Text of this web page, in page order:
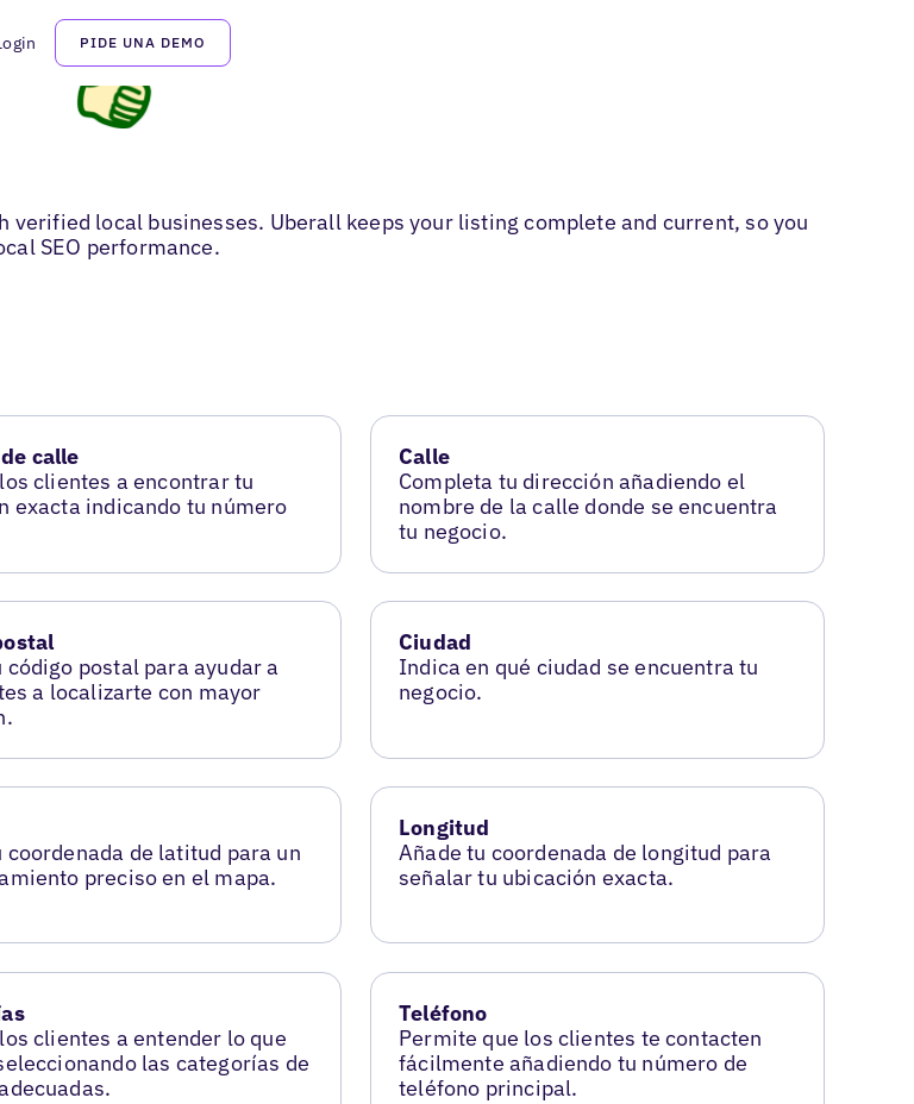
PIDE UNA DEMO
local businesses. Uberall keeps your listing complete and current, so you
SEO performance.
calle
clientes a encontrar tu
exacta indicando tu número
Calle
Completa tu dirección añadiendo el
nombre de la calle donde se encuentra
tu negocio.
código postal para ayudar a
a localizarte con mayor
Ciudad
Indica en qué ciudad se encuentra tu
negocio.
coordenada de latitud para un
preciso en el mapa.
Longitud
Añade tu coordenada de longitud para
señalar tu ubicación exacta.
clientes a entender lo que
las categorías de
Teléfono
Permite que los clientes te contacten
fácilmente añadiendo tu número de
teléfono principal.